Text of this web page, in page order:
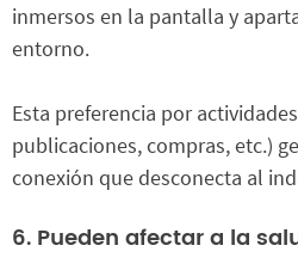
inmersos en la pantalla y
entorno.
Esta preferencia por
publicaciones, compras, etc.)
conexión que desconecta al
6. Pueden afectar a la